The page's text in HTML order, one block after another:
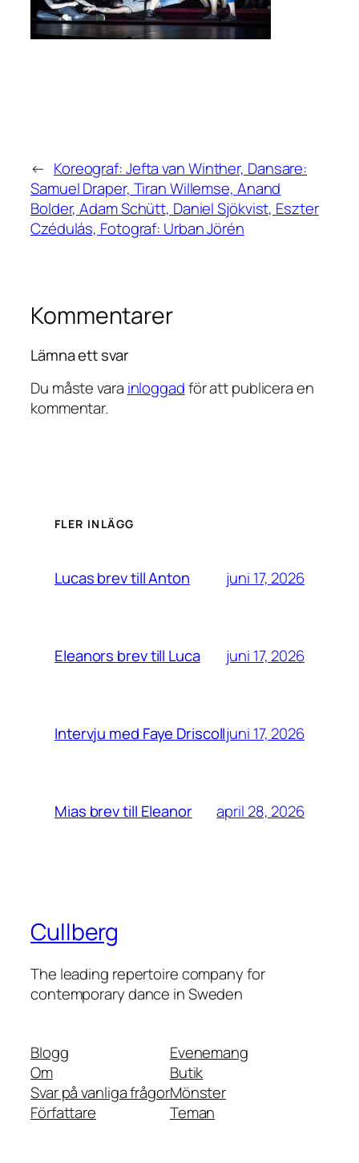
← Koreograf: Jefta van Winther, Dansare:
Samuel Draper, Tiran Willemse, Anand
Bolder, Adam Schütt, Daniel Sjökvist, Eszter
Czédulás, Fotograf: Urban Jörén
Kommentarer
Lämna ett svar
Du måste vara inloggadför att publicera en
kommentar.
FLER INLÄGG
Lucas brev till Anton juni 17, 2026
Eleanors brev till Luca juni 17, 2026
Intervju med Faye Driscolljuni 17, 2026
Mias brev till Eleanor april 28, 2026
Cullberg
The leading repertoire company for
contemporary dance in Sweden
Blogg
Om
Svar på vanliga frågor
Författare
Evenemang
Butik
Mönster
Teman